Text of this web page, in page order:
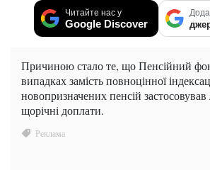
Читайте нас у
Google Discover
Причиною стало те, що Пенсійний
випадках замість повноцінної
новопризначених пенсій
щорічні доплати.